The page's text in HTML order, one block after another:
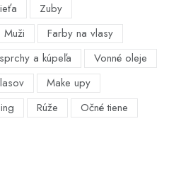
Zuby
Muži
Farby na vlasy
a kúpeľa
Vonné oleje
Make upy
Rúže Očné tiene